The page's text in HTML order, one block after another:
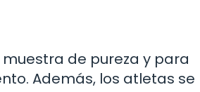
de pureza y para
Además, los atletas se